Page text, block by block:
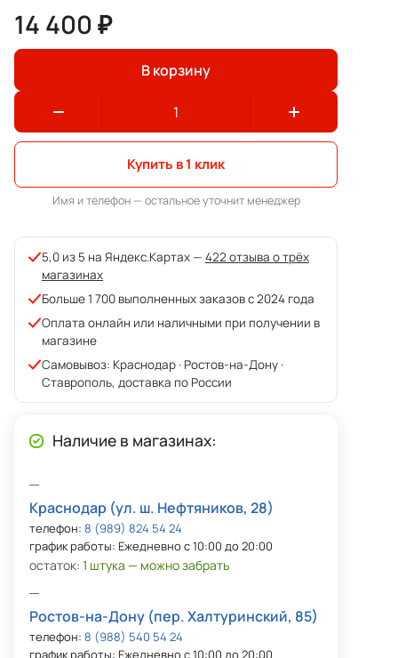
14 400 ₽
В корзину
Купить в 1 клик
Имя и телефон — остальное уточнит менеджер
5,0 из 5 на Яндекс.Картах — 422 отзыва о трёх
магазинах
Больше 1 700 выполненных заказов с 2024 года
Оплата онлайн или наличными при получении в
магазине
Самовывоз: Краснодар · Ростов-на-Дону ·
Ставрополь, доставка по России
Наличие в магазинах:
Краснодар (ул. ш. Нефтяников, 28)
телефон: 8 (989) 824 54 24
график работы: Ежедневно с 10:00 до 20:00
остаток: 1 штука — можно забрать
Ростов-на-Дону (пер. Халтуринский, 85)
телефон: 8 (988) 540 54 24